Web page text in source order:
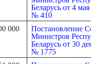
Беларусь от 4 мая
№ 410
000
Постановление
Министров
Беларусь от 30
№ 1775